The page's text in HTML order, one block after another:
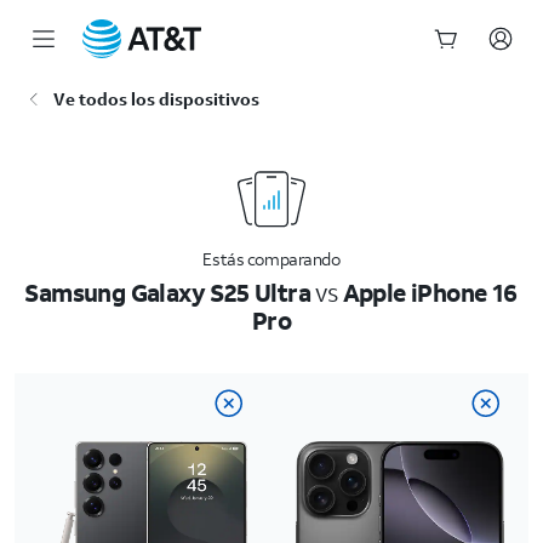
Ve todos los dispositivos
Estás comparando
Samsung Galaxy S25 UltravsApple iPhone 16
Pro